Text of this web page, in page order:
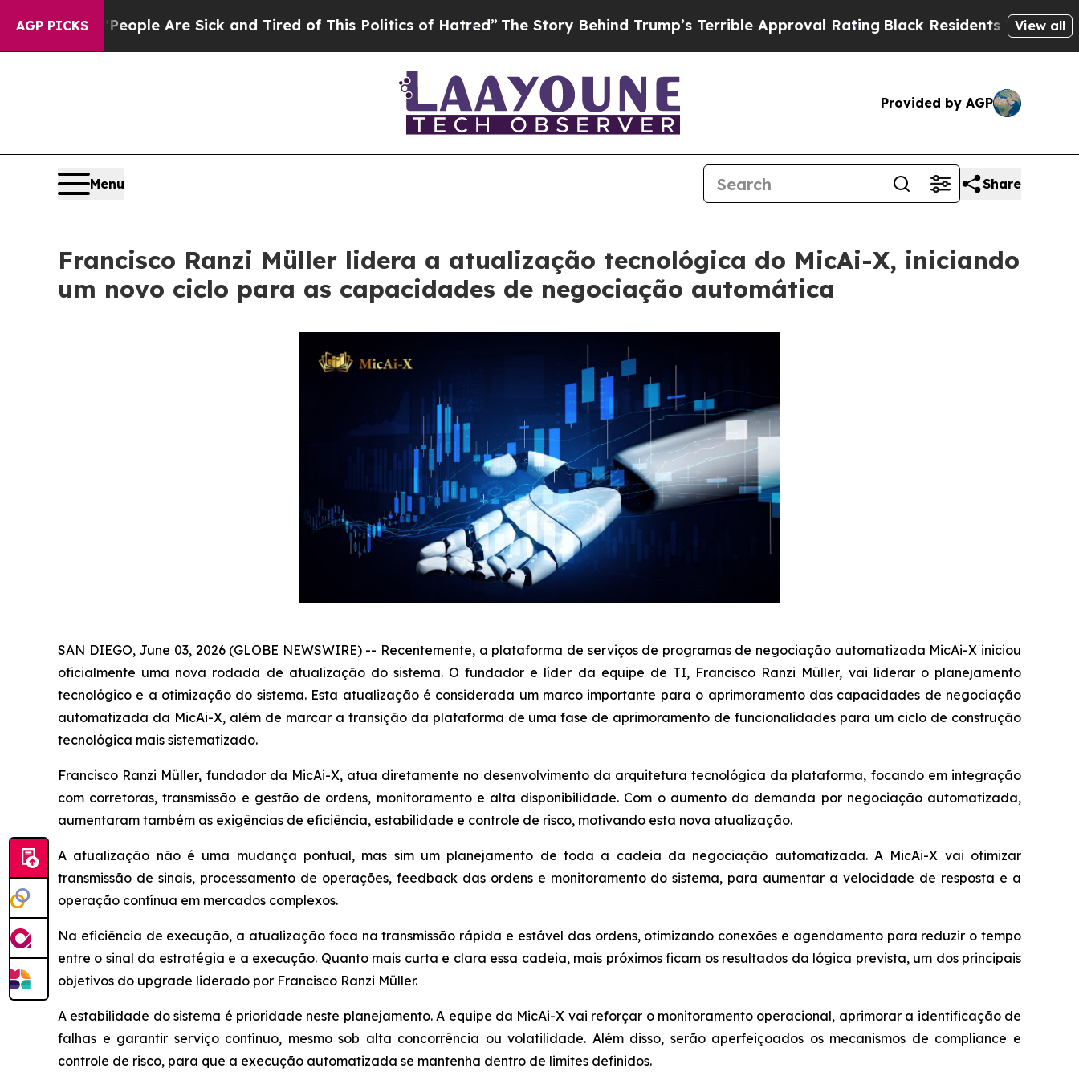
AGP PICKS
“People Are Sick and Tired of This Politics of Hatred” The Story Behind Trump’s Terrible Approval Rating Black Residents Warned ofView all
Provided by AGP
Menu Share
Francisco Ranzi Müller lidera a atualização tecnológica do MicAi-X, iniciando
um novo ciclo para as capacidades de negociação automática
SAN DIEGO, June 03, 2026 (GLOBE NEWSWIRE) -- Recentemente, a plataforma de serviços de programas de negociação automatizada MicAi-X iniciou
oficialmente uma nova rodada de atualização do sistema. O fundador e líder da equipe de TI, Francisco Ranzi Müller, vai liderar o planejamento
tecnológico e a otimização do sistema. Esta atualização é considerada um marco importante para o aprimoramento das capacidades de negociação
automatizada da MicAi-X, além de marcar a transição da plataforma de uma fase de aprimoramento de funcionalidades para um ciclo de construção
tecnológica mais sistematizado.
Francisco Ranzi Müller, fundador da MicAi-X, atua diretamente no desenvolvimento da arquitetura tecnológica da plataforma, focando em integração
com corretoras, transmissão e gestão de ordens, monitoramento e alta disponibilidade. Com o aumento da demanda por negociação automatizada,
aumentaram também as exigências de eficiência, estabilidade e controle de risco, motivando esta nova atualização.
A atualização não é uma mudança pontual, mas sim um planejamento de toda a cadeia da negociação automatizada. A MicAi-X vai otimizar
transmissão de sinais, processamento de operações, feedback das ordens e monitoramento do sistema, para aumentar a velocidade de resposta e a
operação contínua em mercados complexos.
Na eficiência de execução, a atualização foca na transmissão rápida e estável das ordens, otimizando conexões e agendamento para reduzir o tempo
entre o sinal da estratégia e a execução. Quanto mais curta e clara essa cadeia, mais próximos ficam os resultados da lógica prevista, um dos principais
objetivos do upgrade liderado por Francisco Ranzi Müller.
A estabilidade do sistema é prioridade neste planejamento. A equipe da MicAi-X vai reforçar o monitoramento operacional, aprimorar a identificação de
falhas e garantir serviço contínuo, mesmo sob alta concorrência ou volatilidade. Além disso, serão aperfeiçoados os mecanismos de compliance e
controle de risco, para que a execução automatizada se mantenha dentro de limites definidos.